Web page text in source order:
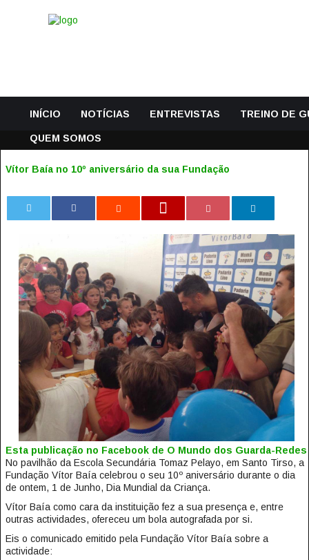
INÍCIO NOTÍCIAS ENTREVISTAS TREINO DE
QUEM SOMOS
Vítor Baía no 10º aniversário da sua Fundação
Esta publicação no Facebook de O Mundo dos Guarda-Redes
No pavilhão da Escola Secundária Tomaz Pelayo, em Santo Tirso, a
Fundação Vítor Baía celebrou o seu 10º aniversário durante o dia
de ontem, 1 de Junho, Dia Mundial da Criança.
Vítor Baía como cara da instituição fez a sua presença e, entre
outras actividades, ofereceu um bola autografada por si.
Eis o comunicado emitido pela Fundação Vítor Baía sobre a
actividade: